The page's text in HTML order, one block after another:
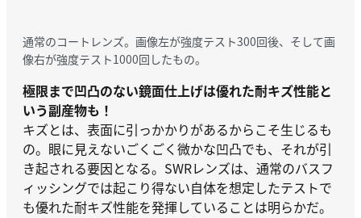
通常のコートレンズ。画像左が強度テスト300回後、そして画
像右が強度テスト1000回したもの。
極限まで凹凸のない鏡面仕上げは優れた耐キズ性能と
いう副産物も！
キズとは、表面に引っかかりがあるからこそ生じるも
の。眼に見えないごくごく微かな凹凸でも、それが引
き起される要因となる。SWRレンズは、通常のバスフ
ィッシングでは起こり得ない自体を想定したテストで
も優れた耐キズ性能を発揮していることは明らかだ。